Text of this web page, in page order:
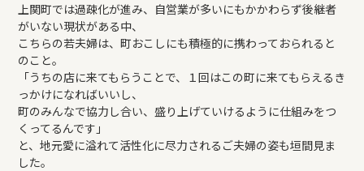
上関町では過疎化が進み、自営業が多いにもかかわらず後継者
がいない現状がある中、
こちらの若夫婦は、町おこしにも積極的に携わっておられると
のこと。
「うちの店に来てもらうことで、１回はこの町に来てもらえるき
っかけになればいいし、
町のみんなで協力し合い、盛り上げていけるように仕組みをつ
くってるんです」
と、地元愛に溢れて活性化に尽力されるご夫婦の姿も垣間見ま
した。